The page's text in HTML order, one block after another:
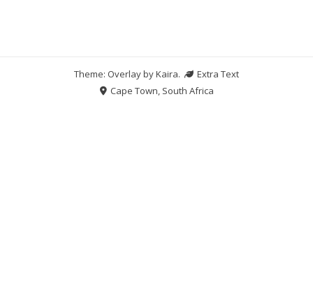
Theme: Overlay byKaira.
Extra Text
Cape Town, South Africa